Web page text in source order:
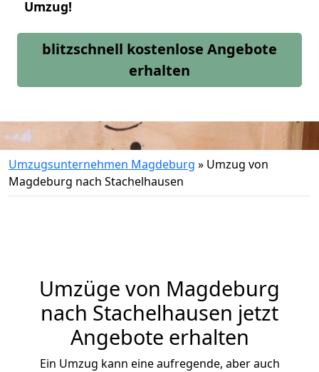
Umzug!
blitzschnell kostenlose Angebote
erhalten
Umzugsunternehmen Magdeburg » Umzug von
Magdeburg nach Stachelhausen
Umzüge von Magdeburg
nach Stachelhausen jetzt
Angebote erhalten
Ein Umzug kann eine aufregende, aber auch